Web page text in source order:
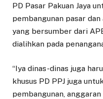
PD Pasar Pakuan Jaya
pembangunan pasar
yang bersumber dari
dialihkan pada
“Iya dinas-dinas juga
khusus PD PPJ juga
pembangunan,